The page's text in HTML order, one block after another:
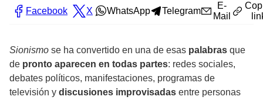
Facebook X WhatsApp Telegram
E-
Mail
Sionismo se ha convertido en una de esas palabras que
de pronto aparecen en todas partes: redes sociales,
debates políticos, manifestaciones, programas de
televisión y discusiones improvisadas entre personas